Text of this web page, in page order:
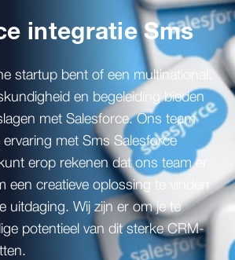
integratie Sms
startup bent of een multinational,
en begeleiding bieden
met Salesforce. Ons team
ervaring met Sms Salesforce
erop rekenen dat ons team er
een creatieve oplossing te vinden
uitdaging. Wij zijn er om je te
potentieel van dit sterke CRM-